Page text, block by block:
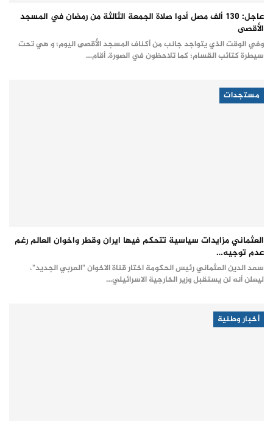
عاجل: 130 ألف مصل أدوا صلاة الجمعة الثالثة من رمضان في المسجد
الأقصى
وفي الوقت الذي يتواجد جانب من أكناف المسجد الأقصى اليوم؛ و هي تحت
سيطرة كتائب القسام؛ كما تلاحظون في الصورة. أقام…
مستجدات
العثماني مزايدات سياسية تتحكم فيها ايران وقطر واخوان العالم رغم
عدم توجيه…
سعد الدين العثماني رئيس الحكومة اختار قناة الاخوان "العربي الجديد"،
ليعلن أنه لن يستقبل وزير الخارجية الاسرائيلي…
أخبار وطنية